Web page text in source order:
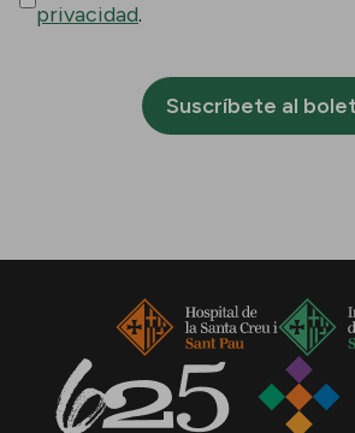
privacidad.
Suscríbete al